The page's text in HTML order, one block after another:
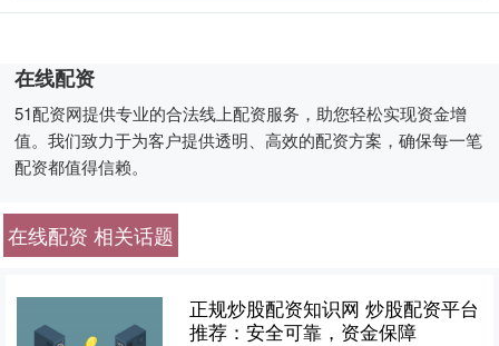
在线配资
51配资网提供专业的合法线上配资服务，助您轻松实现资金增
值。我们致力于为客户提供透明、高效的配资方案，确保每一笔
配资都值得信赖。
在线配资 相关话题
正规炒股配资知识网 炒股配资平台
推荐：安全可靠，资金保障